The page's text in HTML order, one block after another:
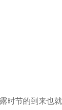
时节的到来也